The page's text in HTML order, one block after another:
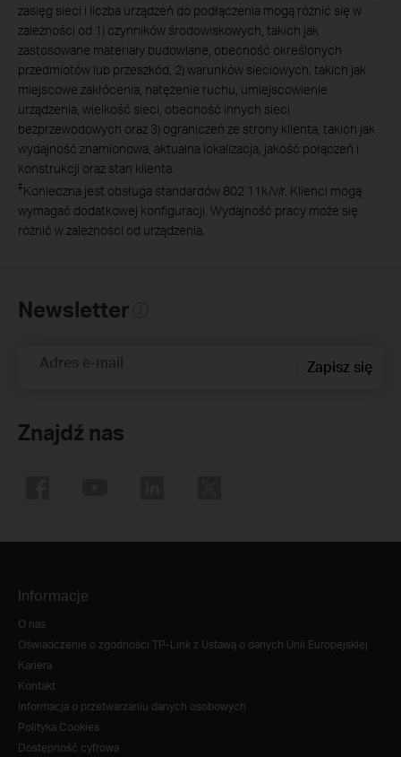
zasięg sieci i liczba urządzeń do podłączenia mogą różnić się w
zależności od 1) czynników środowiskowych, takich jak
zastosowane materiały budowlane, obecność określonych
przedmiotów lub przeszkód, 2) warunków sieciowych, takich jak
miejscowe zakłócenia, natężenie ruchu, umiejscowienie
urządzenia, wielkość sieci, obecność innych sieci
bezprzewodowych oraz 3) ograniczeń ze strony klienta, takich jak
wydajność znamionowa, aktualna lokalizacja, jakość połączeń i
konstrukcji oraz stan klienta.
‡Konieczna jest obsługa standardów 802.11k/v/r. Klienci mogą
wymagać dodatkowej konfiguracji. Wydajność pracy może się
różnić w zależności od urządzenia.
Newsletter
Adres e-mail Zapisz się
Znajdź nas
Informacje
O nas
Oświadczenie o zgodności TP-Link z Ustawą o danych Unii Europejskiej
Kariera
Kontakt
Informacja o przetwarzaniu danych osobowych
Polityka Cookies
Dostępność cyfrowa